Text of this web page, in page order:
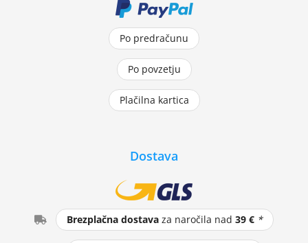
Po predračunu
Po povzetju
Plačilna kartica
Dostava
Brezplačna dostava za naročila nad39 € *